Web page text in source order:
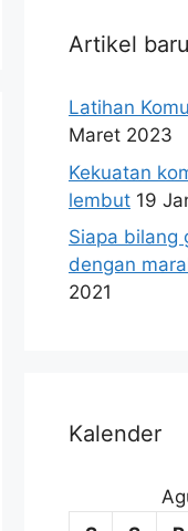
Artikel baru
Latihan
Maret 2023
Kekuatan
lembut 19
Siapa bilang
dengan
2021
Kalender